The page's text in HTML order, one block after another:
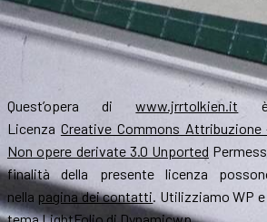
Quest’opera diwww.jrrtolkien.it è
Licenza Creative Commons
Non opere derivate 3.0 Unported
finalità della presente licenza
nella pagina dei contatti. Utilizziamo WP